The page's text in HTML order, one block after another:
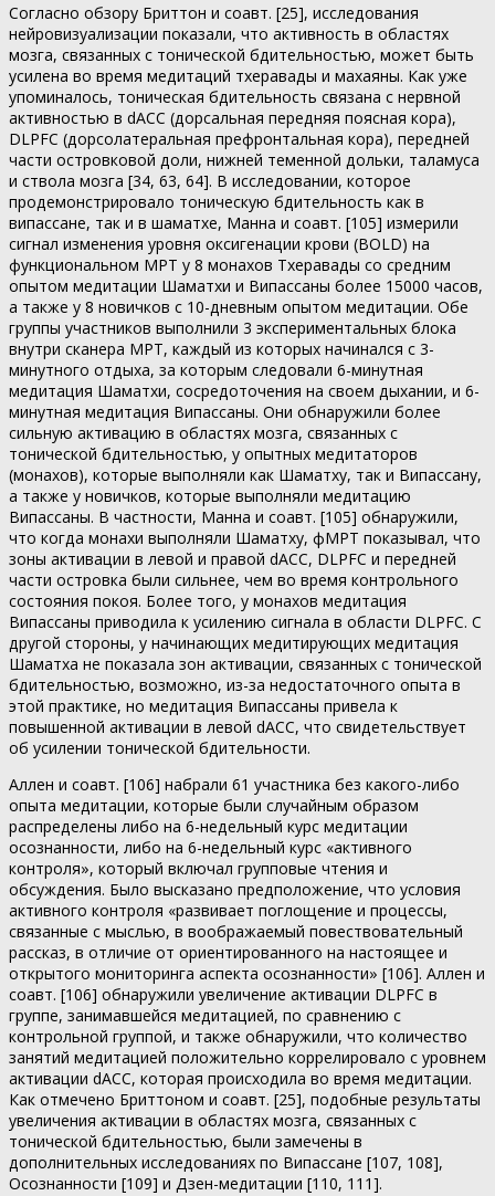
Согласно обзору Бриттон и соавт. [25], исследования
нейровизуализации показали, что активность в областях
мозга, связанных с тонической бдительностью, может быть
усилена во время медитаций тхеравады и махаяны. Как уже
упоминалось, тоническая бдительность связана с нервной
активностью в dACC (дорсальная передняя поясная кора),
DLPFC (дорсолатеральная префронтальная кора), передней
части островковой доли, нижней теменной дольки, таламуса
и ствола мозга [34, 63, 64]. В исследовании, которое
продемонстрировало тоническую бдительность как в
випассане, так и в шаматхе, Манна и соавт. [105] измерили
сигнал изменения уровня оксигенации крови (BOLD) на
функциональном МРТ у 8 монахов Тхеравады со средним
опытом медитации Шаматхи и Випассаны более 15000 часов,
а также у 8 новичков с 10-дневным опытом медитации. Обе
группы участников выполнили 3 экспериментальных блока
внутри сканера МРТ, каждый из которых начинался с 3-
минутного отдыха, за которым следовали 6-минутная
медитация Шаматхи, сосредоточения на своем дыхании, и 6-
минутная медитация Випассаны. Они обнаружили более
сильную активацию в областях мозга, связанных с
тонической бдительностью, у опытных медитаторов
(монахов), которые выполняли как Шаматху, так и Випассану,
а также у новичков, которые выполняли медитацию
Випассаны. В частности, Манна и соавт. [105] обнаружили,
что когда монахи выполняли Шаматху, фМРТ показывал, что
зоны активации в левой и правой dACC, DLPFC и передней
части островка были сильнее, чем во время контрольного
состояния покоя. Более того, у монахов медитация
Випассаны приводила к усилению сигнала в области DLPFC. С
другой стороны, у начинающих медитирующих медитация
Шаматха не показала зон активации, связанных с тонической
бдительностью, возможно, из-за недостаточного опыта в
этой практике, но медитация Випассаны привела к
повышенной активации в левой dACC, что свидетельствует
об усилении тонической бдительности.
Аллен и соавт. [106] набрали 61 участника без какого-либо
опыта медитации, которые были случайным образом
распределены либо на 6-недельный курс медитации
осознанности, либо на 6-недельный курс «активного
контроля», который включал групповые чтения и
обсуждения. Было высказано предположение, что условия
активного контроля «развивает поглощение и процессы,
связанные с мыслью, в воображаемый повествовательный
рассказ, в отличие от ориентированного на настоящее и
открытого мониторинга аспекта осознанности» [106]. Аллен и
соавт. [106] обнаружили увеличение активации DLPFC в
группе, занимавшейся медитацией, по сравнению с
контрольной группой, и также обнаружили, что количество
занятий медитацией положительно коррелировало с уровнем
активации dACC, которая происходила во время медитации.
Как отмечено Бриттоном и соавт. [25], подобные результаты
увеличения активации в областях мозга, связанных с
тонической бдительностью, были замечены в
дополнительных исследованиях по Випассане [107, 108],
Осознанности [109] и Дзен-медитации [110, 111].